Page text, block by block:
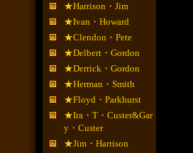
★Harrison・Jim
★Ivan・Howard
★Clendon・Pete
★Delbert・Gordon
★Derrick・Gordon
★Herman・Smith
★Floyd・Parkhurst
★Ira・T・Custer&Gar
y・Custer
★Jim・Harrison